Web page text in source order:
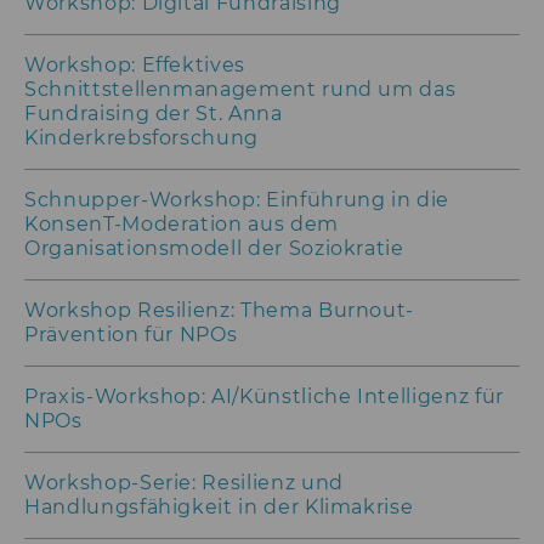
Workshop: Effektives
Schnittstellenmanagement rund um das
Fundraising der St. Anna
Kinderkrebsforschung
Schnupper-Workshop: Einführung in die
KonsenT-Moderation aus dem
Organisationsmodell der Soziokratie
Workshop Resilienz: Thema Burnout-
Prävention für NPOs
Praxis-Workshop: AI/Künstliche Intelligenz für
NPOs
Workshop-Serie: Resilienz und
Handlungsfähigkeit in der Klimakrise
aam_uuid
Synchronisierung
AMCV_XXX_at_AdobeOrg
Dieses Cookie
Dieses Cookie
temporärer
des/ der Nutzer*in
verfügbar zu
lang
Dieses Cookie
Nutzer*in. So wird
LinkedIn.com-
twll
Dieses Cookie